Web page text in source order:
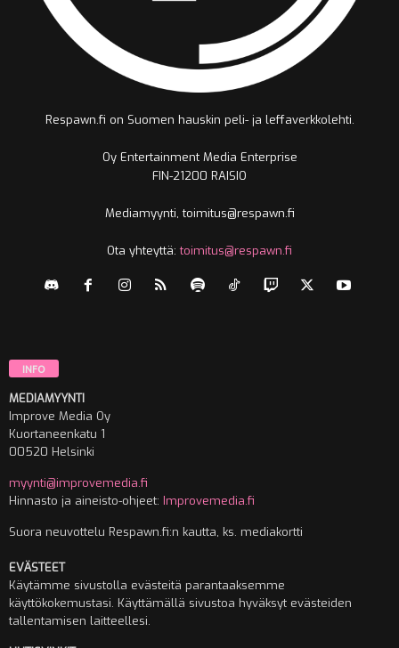
Respawn.fi on Suomen hauskin peli- ja leffaverkkolehti.
Oy Entertainment Media Enterprise
FIN-21200 RAISIO
Mediamyynti, toimitus@respawn.fi
Ota yhteyttä:toimitus@respawn.fi
INFO
MEDIAMYYNTI
Improve Media Oy
Kuortaneenkatu 1
00520 Helsinki
myynti@improvemedia.fi
Hinnasto ja aineisto-ohjeet: Improvemedia.fi
Suora neuvottelu Respawn.fi:n kautta, ks. mediakortti
EVÄSTEET
Käytämme sivustolla evästeitä parantaaksemme
käyttökokemustasi. Käyttämällä sivustoa hyväksyt evästeiden
tallentamisen laitteellesi.